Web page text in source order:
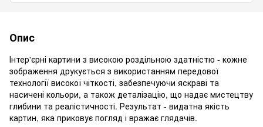
Опис
Інтер'єрні картини з високою роздільною здатністю - кожне
зображення друкується з використанням передової
технології високої чіткості, забезпечуючи яскраві та
насичені кольори, а також деталізацію, що надає мистецтву
глибини та реалістичності. Результат - видатна якість
картин, яка приковує погляд і вражає глядачів.